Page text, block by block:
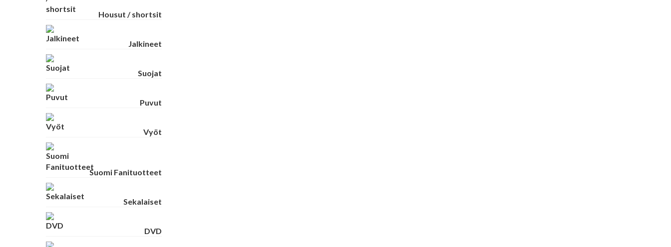
Housut / shortsit
Jalkineet
Suojat
Puvut
Vyöt
Suomi Fanituotteet
Sekalaiset
DVD